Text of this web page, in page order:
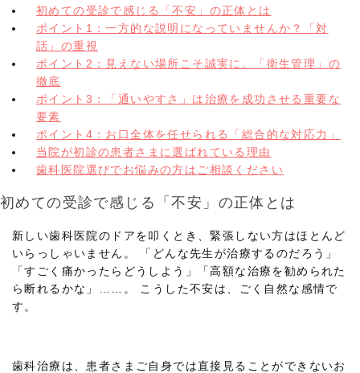
初めての受診で感じる「不安」の正体とは
ポイント1：一方的な説明になっていませんか？「対
話」の重視
ポイント2：見えない場所こそ誠実に。「衛生管理」の
徹底
ポイント3：「通いやすさ」は治療を成功させる重要な
要素
ポイント4：お口全体を任せられる「総合的な対応力」
当院が初診の患者さまに選ばれている理由
歯科医院選びでお悩みの方はご相談ください
初めての受診で感じる「不安」の正体とは
新しい歯科医院のドアを叩くとき、緊張しない方はほとんど
いらっしゃいません。 「どんな先生が治療するのだろう」
「すごく痛かったらどうしよう」「高額な治療を勧められた
ら断れるかな」……。 こうした不安は、ごく自然な感情で
す。
歯科治療は、患者さまご自身では直接見ることができないお